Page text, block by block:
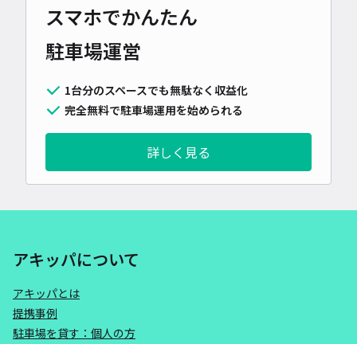
スマホでかんたん
駐車場運営
1台分のスペースでも無駄なく収益化
完全無料で駐車場運用を始められる
詳しく見る
アキッパについて
アキッパとは
提携事例
駐車場を貸す：個人の方